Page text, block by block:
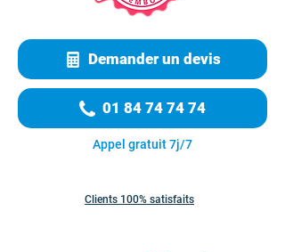
Demander un devis
01 84 74 74 74
Appel gratuit 7j/7
Clients 100% satisfaits